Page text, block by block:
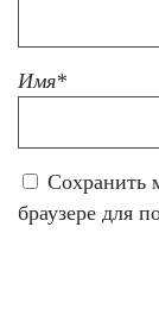
Имя*
Сохранить
браузере для